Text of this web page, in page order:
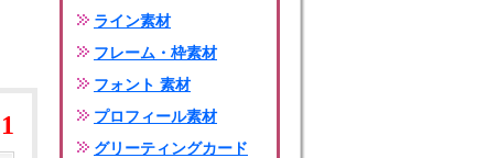
1
ライン素材
フレーム・枠素材
フォント 素材
プロフィール素材
グリーティングカード